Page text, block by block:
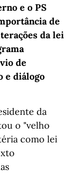
e o PS
de
da lei
de
e diálogo
da
o "velho
como lei